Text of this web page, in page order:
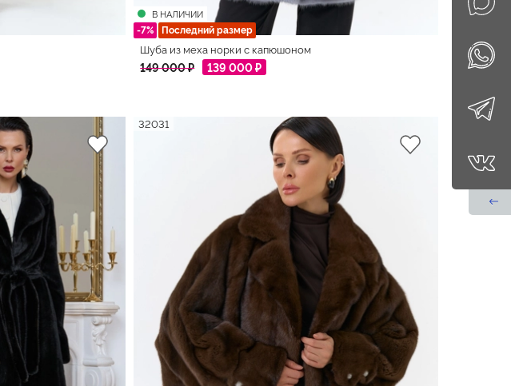
В НАЛИЧИИ
-7% Последний размер
Шуба из меха норки с капюшоном
149 000 ₽ 139 000 ₽
32031